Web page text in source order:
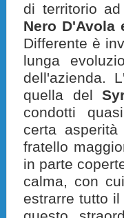
di territorio
Nero D'Avola
Differente è
lunga
dell'azienda.
quella del
condotti
certa
fratello
in parte
calma, con
estrarre tutto